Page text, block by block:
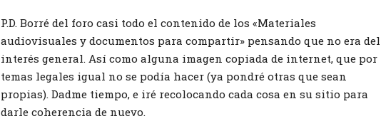
P.D. Borré del foro casi todo el contenido de los «Materiales
audiovisuales y documentos para compartir» pensando que no era del
interés general. Así como alguna imagen copiada de internet, que por
temas legales igual no se podía hacer (ya pondré otras que sean
propias). Dadme tiempo, e iré recolocando cada cosa en su sitio para
darle coherencia de nuevo.